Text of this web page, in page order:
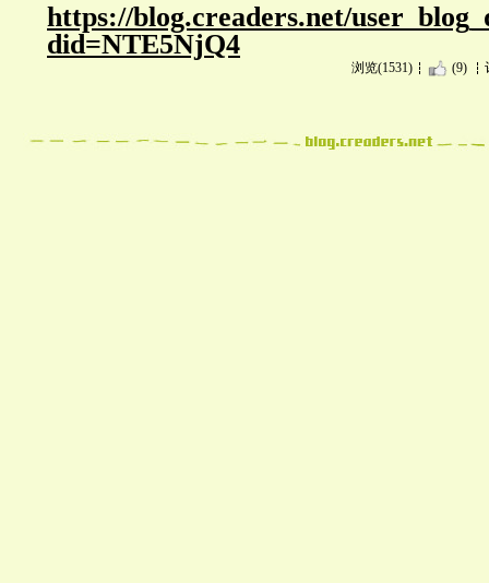
https://blog.creaders.net/
did=NTE5NjQ4
浏览(1531) (9)